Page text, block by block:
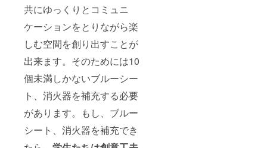
共にゆっくりとコミュニ
ケーションをとりながら楽
しむ空間を創り出すことが
出来ます。そのためには10
個未満しかないブルーシー
ト、消火器を補充する必要
があります。もし、ブルー
シート、消火器を補充でき